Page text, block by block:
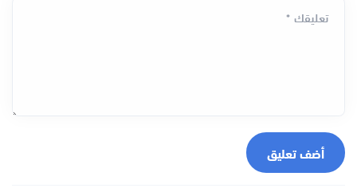
تعليقك *
أضف تعليق